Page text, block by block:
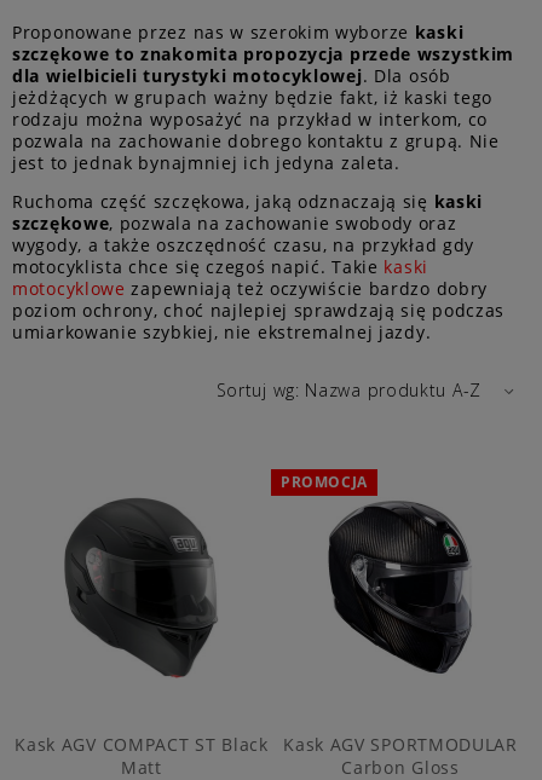
Proponowane przez nas w szerokim wyborze kaski
szczękowe to znakomita propozycja przede wszystkim
dla wielbicieli turystyki motocyklowej. Dla osób
jeżdżących w grupach ważny będzie fakt, iż kaski tego
rodzaju można wyposażyć na przykład w interkom, co
pozwala na zachowanie dobrego kontaktu z grupą. Nie
jest to jednak bynajmniej ich jedyna zaleta.
Ruchoma część szczękowa, jaką odznaczają się kaski
szczękowe, pozwala na zachowanie swobody oraz
wygody, a także oszczędność czasu, na przykład gdy
motocyklista chce się czegoś napić. Takie kaski
motocyklowe zapewniają też oczywiście bardzo dobry
poziom ochrony, choć najlepiej sprawdzają się podczas
umiarkowanie szybkiej, nie ekstremalnej jazdy.
Sortuj wg: Nazwa produktu A-Z
Kask AGV COMPACT ST Black
Matt
Kask AGV SPORTMODULAR
Carbon Gloss
PROMOCJA